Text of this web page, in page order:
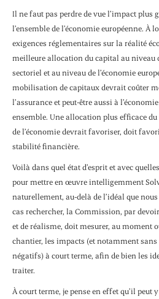
Il ne faut pas perdre de vue l’impact plus
l’ensemble de l’économie européenne. À
exigences réglementaires sur la réalité
meilleure allocation du capital au niveau
sectoriel et au niveau de l’économie
mobilisation de capitaux devrait coûter
l’assurance et peut-être aussi à
ensemble. Une allocation plus efficace
de l’économie devrait favoriser, doit
stabilité financière.
Voilà dans quel état d’esprit et avec
pour mettre en œuvre intelligemment
naturellement, au-delà de l’idéal que
cas rechercher, la Commission, par
et de réalisme, doit mesurer, au moment
chantier, les impacts (et notamment
négatifs) à court terme, afin de bien les
traiter.
À court terme, je pense en effet qu’il